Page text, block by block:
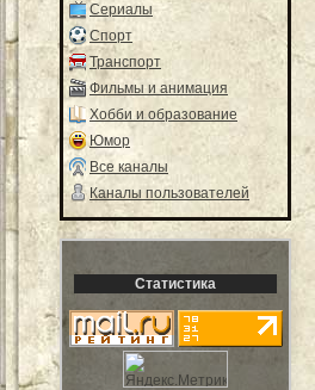
Сериалы
Спорт
Транспорт
Фильмы и анимация
Хобби и образование
Юмор
Все каналы
Каналы пользователей
Статистика